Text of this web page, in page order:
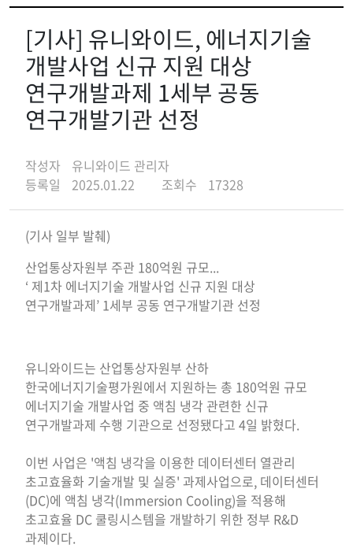
[기사] 유니와이드, 에너지기술
개발사업 신규 지원 대상
연구개발과제 1세부 공동
연구개발기관 선정
작성자
유니와이드 관리자
등록일
2025.01.22 조회수 17328
(기사 일부 발췌)
산업통상자원부 주관 180억원 규모...
‘ 제1차 에너지기술 개발사업 신규 지원 대상
연구개발과제’ 1세부 공동 연구개발기관 선정
유니와이드는 산업통상자원부 산하
한국에너지기술평가원에서 지원하는 총 180억원 규모
에너지기술 개발사업 중 액침 냉각 관련한 신규
연구개발과제 수행 기관으로 선정됐다고 4일 밝혔다.
이번 사업은 '액침 냉각을 이용한 데이터센터 열관리
초고효율화 기술개발 및 실증' 과제사업으로, 데이터센터
(DC)에 액침 냉각(Immersion Cooling)을 적용해
초고효율 DC 쿨링시스템을 개발하기 위한 정부 R&D
과제이다.